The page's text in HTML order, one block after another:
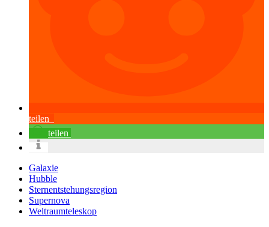
teilen
teilen
Galaxie
Hubble
Sternentstehungsregion
Supernova
Weltraumteleskop